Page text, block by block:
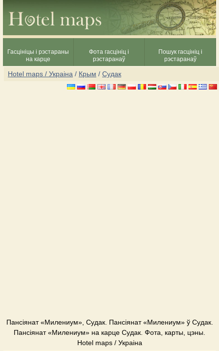
Гасцініцы і рэстараны
на карце
Фота гасцініц і
рэстаранаў
Пошук гасцініц і
рэстаранаў
Hotel maps / Украіна / Крым / Судак
Пансіянат «Милениум», Судак. Пансіянат «Милениум» ў Судак.
Пансіянат «Милениум» на карце Судак. Фота, карты, цэны.
Hotel maps / Украіна